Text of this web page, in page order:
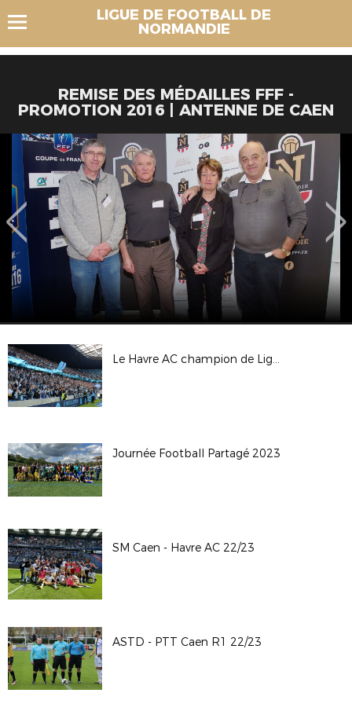
LIGUE DE FOOTBALL DE
NORMANDIE
REMISE DES MÉDAILLES FFF -
PROMOTION 2016 | ANTENNE DE CAEN
Le Havre AC champion de Ligue 2
Journée Football Partagé 2023
SM Caen - Havre AC 22/23
ASTD - PTT Caen R1 22/23